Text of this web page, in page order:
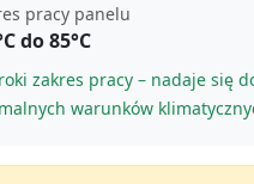
pracy panelu
do 85°C
zakres pracy – nadaje się
warunków